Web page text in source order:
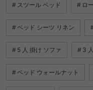
スツール ベッド ロ
ベッド シーツ リネン
5 人 掛け ソファ 3
ベッド ウォールナット